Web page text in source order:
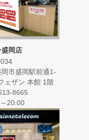
盛岡店
市盛岡駅前通1-
ェザン 本館 1階
8665
20:00